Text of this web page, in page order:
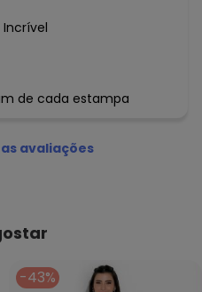
Incrível
de cada estampa
avaliações
-43%